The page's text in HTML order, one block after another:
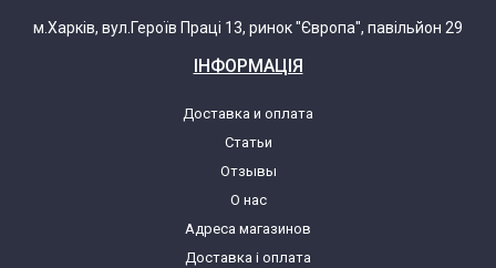
Miele FUTURA DIMENSION G6305
Miele FUTURA DIMENSION G6365
Miele FUTURA DIMENSION PLUS G5705
м.Харків, вул.Героїв Праці 13, ринок "Європа", павільйон 29
ІНФОРМАЦІЯ
Доставка и оплата
Статьи
Отзывы
О нас
Адреса магазинов
Доставка і оплата